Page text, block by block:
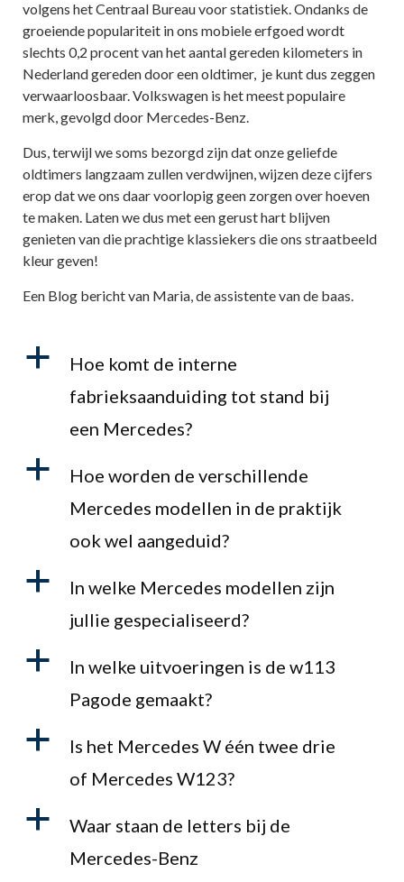
volgens het Centraal Bureau voor statistiek. Ondanks de
groeiende populariteit in ons mobiele erfgoed wordt
slechts 0,2 procent van het aantal gereden kilometers in
Nederland gereden door een oldtimer, je kunt dus zeggen
verwaarloosbaar. Volkswagen is het meest populaire
merk, gevolgd door Mercedes-Benz.
Dus, terwijl we soms bezorgd zijn dat onze geliefde
oldtimers langzaam zullen verdwijnen, wijzen deze cijfers
erop dat we ons daar voorlopig geen zorgen over hoeven
te maken. Laten we dus met een gerust hart blijven
genieten van die prachtige klassiekers die ons straatbeeld
kleur geven!
Een Blog bericht van Maria, de assistente van de baas.
a
Hoe komt de interne
fabrieksaanduiding tot stand bij
een Mercedes?
a
Hoe worden de verschillende
Mercedes modellen in de praktijk
ook wel aangeduid?
a
In welke Mercedes modellen zijn
jullie gespecialiseerd?
a
In welke uitvoeringen is de w113
Pagode gemaakt?
a
Is het Mercedes W één twee drie
of Mercedes W123?
a
Waar staan de letters bij de
Mercedes-Benz